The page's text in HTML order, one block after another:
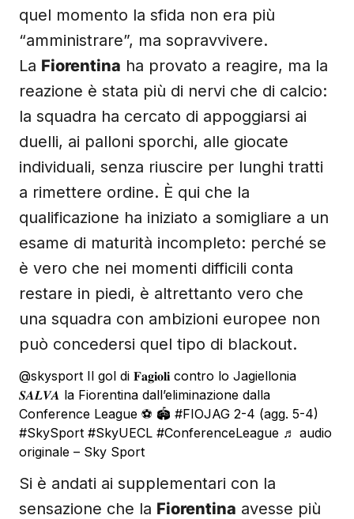
quel momento la sfida non era più
“amministrare”, ma sopravvivere.
La Fiorentina ha provato a reagire, ma la
reazione è stata più di nervi che di calcio:
la squadra ha cercato di appoggiarsi ai
duelli, ai palloni sporchi, alle giocate
individuali, senza riuscire per lunghi tratti
a rimettere ordine. È qui che la
qualificazione ha iniziato a somigliare a un
esame di maturità incompleto: perché se
è vero che nei momenti difficili conta
restare in piedi, è altrettanto vero che
una squadra con ambizioni europee non
può concedersi quel tipo di blackout.
@skysport Il gol di 𝐅𝐚𝐠𝐢𝐨𝐥𝐢 contro lo Jagiellonia
𝑺𝑨𝑳𝑽𝑨 la Fiorentina dall’eliminazione dalla
Conference League ⚽️ 🏟️ #FIOJAG 2-4 (agg. 5-4)
#SkySport #SkyUECL #ConferenceLeague ♬ audio
originale – Sky Sport
Si è andati ai supplementari con la
sensazione che la Fiorentina avesse più